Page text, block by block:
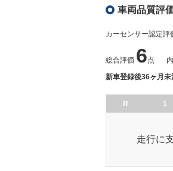
車両品質評
カーセンサー認定評
総合評価 6点
新車登録後36ヶ月
R 1
走行に